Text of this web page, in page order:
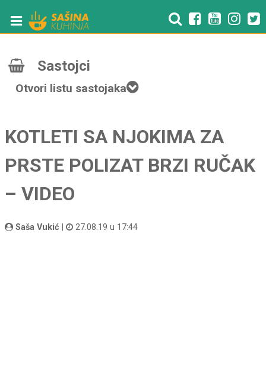
Sastojci
Otvori listu sastojaka
KOTLETI SA NJOKIMA ZA
PRSTE POLIZAT BRZI RUČAK
– VIDEO
Saša Vukić 27.08.19 u 17:44